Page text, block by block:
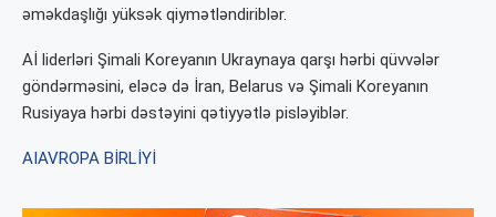
əməkdaşlığı yüksək qiymətləndiriblər.
Aİ liderləri Şimali Koreyanın Ukraynaya qarşı hərbi qüvvələr
göndərməsini, eləcə də İran, Belarus və Şimali Koreyanın
Rusiyaya hərbi dəstəyini qətiyyətlə pisləyiblər.
AIAVROPA BİRLİYİ